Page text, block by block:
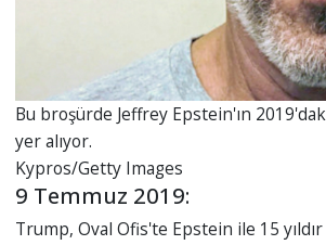
Bu broşürde Jeffrey Epstein'ın
yer alıyor.
Kypros/Getty Images
9 Temmuz 2019:
Trump, Oval Ofis'te Epstein ile 15